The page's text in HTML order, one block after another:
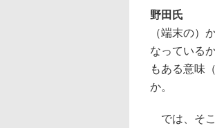
野田氏
（端末の）
なっている
もある意味
か。
では、そこ